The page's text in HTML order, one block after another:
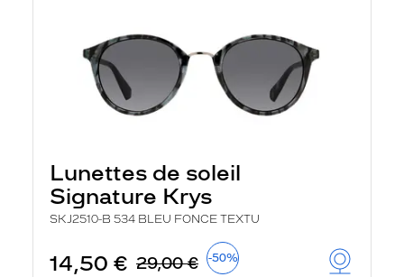
Lunettes de soleil
Signature Krys
SKJ2510-B 534 BLEU FONCE TEXTU
14,50 € 29,00 € -50%